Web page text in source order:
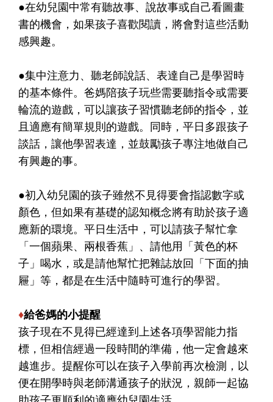
●在幼兒園中常有聽故事、說故事或自己看圖畫
書的機會，如果孩子喜歡閱讀，將會對這些活動
感興趣。
●集中注意力、聽老師說話、表達自己是學習時
的基本條件。爸媽陪孩子玩些需要聽指令或需要
輪流的遊戲，可以讓孩子習慣聽老師的指令，並
且適應有簡單規則的遊戲。同時，平日多跟孩子
談話，讓他學習表達，並鼓勵孩子專注地做自己
有興趣的事。
●初入幼兒園的孩子雖然不見得要會指認數字或
顏色，但如果有基礎的認知概念將有助於孩子適
應新的環境。平日生活中，可以請孩子幫忙拿
「一個蘋果、兩根香蕉」、請他用「黃色的杯
子」喝水，或是請他幫忙把雜誌放回「下面的抽
屜」等，都是在生活中隨時可進行的學習。
♦給爸媽的小提醒
孩子現在不見得已經達到上述各項學習能力指
標，但相信經過一段時間的準備，他一定會越來
越進步。提醒你可以在孩子入學前再次檢測，以
便在開學時與老師溝通孩子的狀況，親師一起協